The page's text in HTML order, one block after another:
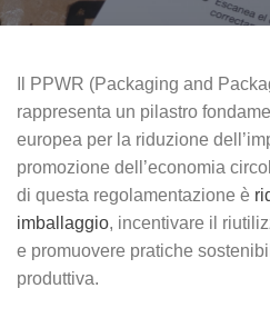
Il PPWR (Packaging and
rappresenta un pilastro
europea per la riduzione
promozione dell’economia
di questa regolamentazione è
imballaggio, incentivare il
e promuovere pratiche
produttiva.